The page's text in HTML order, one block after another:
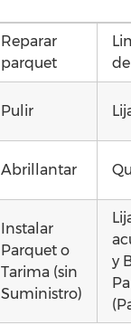
Reparar
parquet
Pulir
Abrillantar
Instalar
Parquet o
Tarima (sin
Suministro)
y